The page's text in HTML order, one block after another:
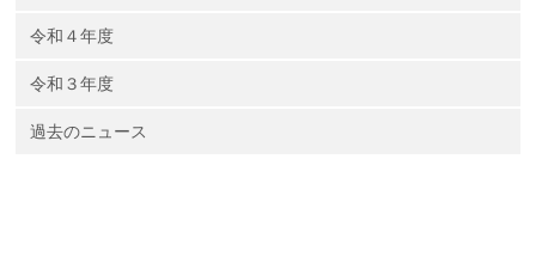
令和４年度
令和３年度
過去のニュース